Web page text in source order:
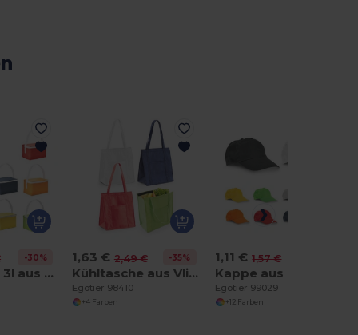
-30%
Kühltasche 3l aus 600D
1,63 € 2,49 € -35%
Kühltasche aus Vliesstoff (80 g/m²)
Egotier 98410
+4 Farben
1,11 € 1,57 €
Egotier 99029
+12 Farben